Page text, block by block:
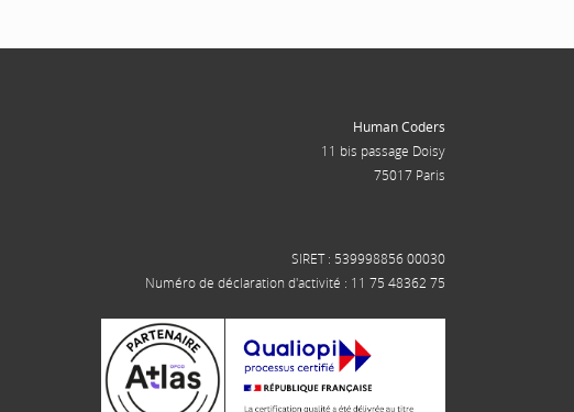
Human Coders
11 bis passage Doisy
75017 Paris
SIRET : 539998856 00030
Numéro de déclaration d'activité : 11 75 48362 75